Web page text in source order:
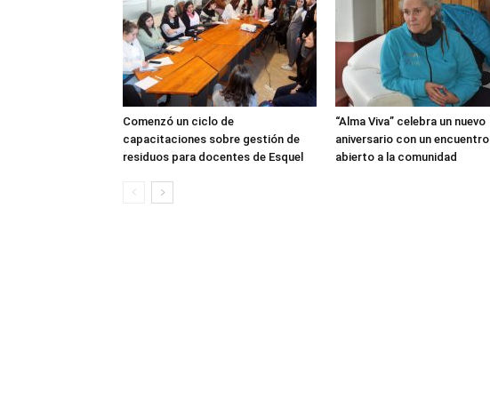
Comenzó un ciclo de
capacitaciones sobre gestión de
residuos para docentes de Esquel
“Alma Viva” celebra un nuevo
aniversario con un encuentro
abierto a la comunidad